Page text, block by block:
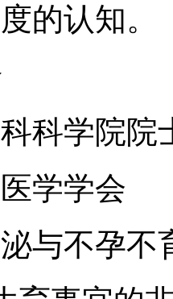
的认知。
学院院
学学会
不孕不